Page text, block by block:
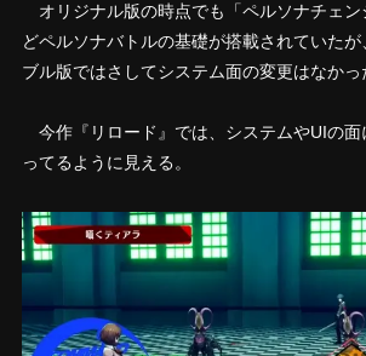
オリジナル版の時点でも「ペルソナチェン
どペルソナバトルの基礎が搭載されていた
ブル版ではさしてシステム面の変更はなかっ
今作『リロード』では、システムやUIの面
ってるように見える。